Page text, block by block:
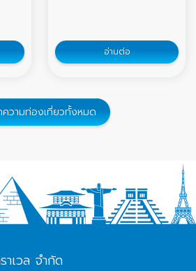
อ่านต่อ
วามท่องเที่ยวทั้งหมด
เวล จำกัด